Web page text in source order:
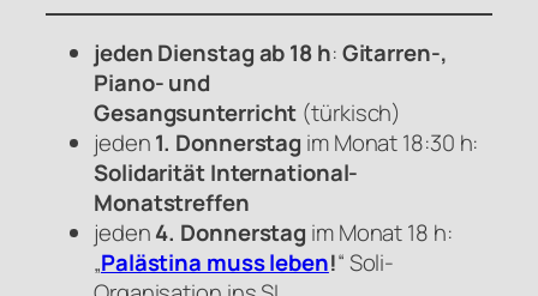
jeden Dienstag ab 18 h:Gitarren-,
Piano- und
Gesangsunterricht (türkisch)
jeden1. Donnerstag im Monat 18:30 h:
Solidarität International-
Monatstreffen
jeden4. Donnerstag im Monat 18 h:
„Palästina muss leben!“ Soli-